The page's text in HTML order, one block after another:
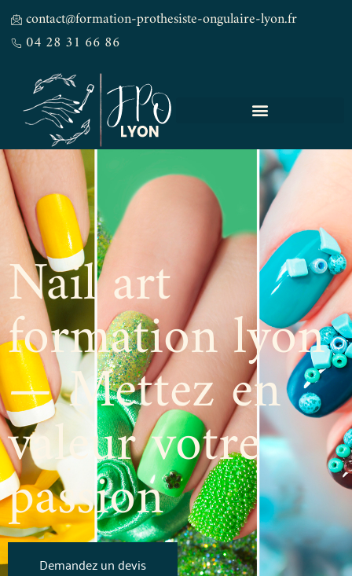
contact@formation-prothesiste-ongulaire-lyon.fr
04 28 31 66 86
Nail art
formation lyon
— Mettez en
valeur votre
passion
Demandez un devis